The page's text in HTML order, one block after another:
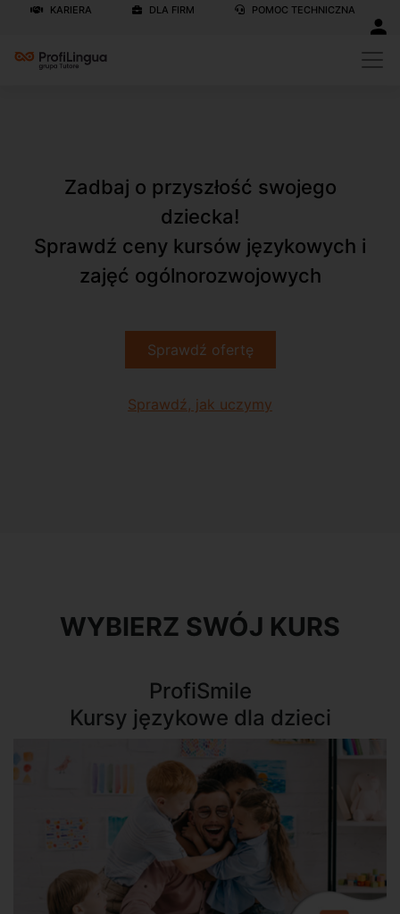
KARIERA DLA FIRM POMOC TECHNICZNA
Zadbaj o przyszłość swojego
dziecka!
Sprawdź ceny kursów językowych i
zajęć ogólnorozwojowych
Sprawdź ofertę
Sprawdź, jak uczymy
WYBIERZ SWÓJ KURS
ProfiSmile
Kursy językowe dla dzieci